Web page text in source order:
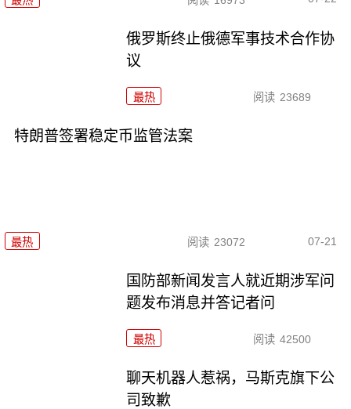
俄罗斯终止俄德军事技术合作协
议
最热 阅读 23689
特朗普签署稳定币监管法案
最热 阅读 23072 07-21
国防部新闻发言人就近期涉军问
题发布消息并答记者问
最热 阅读 42500
聊天机器人惹祸，马斯克旗下公
司致歉